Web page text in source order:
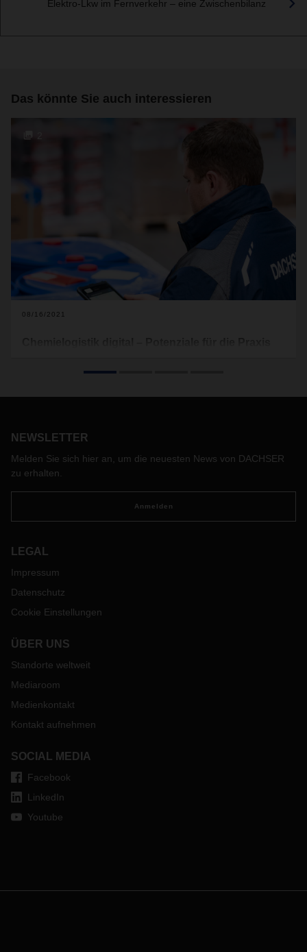
Elektro-Lkw im Fernverkehr – eine Zwischenbilanz
Das könnte Sie auch interessieren
08/16/2021
der Logistikanbieter.
NEWSLETTER
Melden Sie sich hier an, um die neuesten News von DACHSER
zu erhalten.
Anmelden
LEGAL
Impressum
Datenschutz
Cookie Einstellungen
ÜBER UNS
Standorte weltweit
Mediaroom
Medienkontakt
Kontakt aufnehmen
SOCIAL MEDIA
Facebook
LinkedIn
Youtube